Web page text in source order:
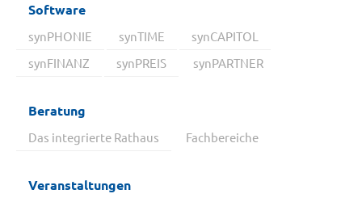
Software
synPHONIE synTIME
synCAPITOL
synFINANZ
synPREIS synPARTNER
Beratung
Das integrierte Rathaus Fachbereiche
Veranstaltungen